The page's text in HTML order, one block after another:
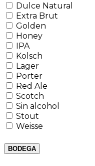
Dulce Natural
Extra Brut
Golden
Honey
IPA
Kolsch
Lager
Porter
Red Ale
Scotch
Sin alcohol
Stout
Weisse
BODEGA